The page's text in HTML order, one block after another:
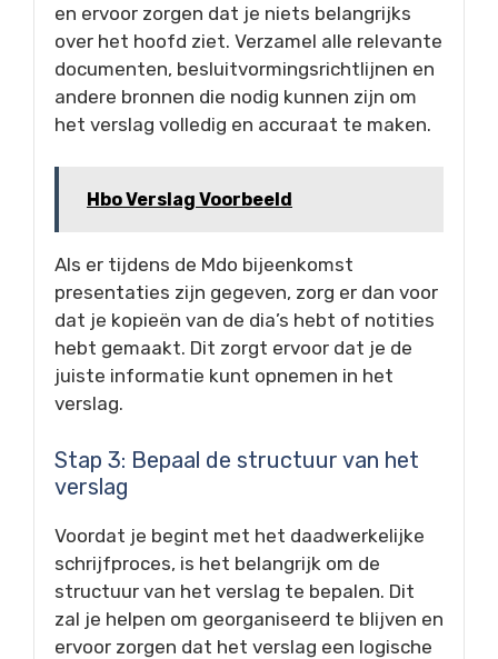
en ervoor zorgen dat je niets belangrijks
over het hoofd ziet. Verzamel alle relevante
documenten, besluitvormingsrichtlijnen en
andere bronnen die nodig kunnen zijn om
het verslag volledig en accuraat te maken.
Hbo Verslag Voorbeeld
Als er tijdens de Mdo bijeenkomst
presentaties zijn gegeven, zorg er dan voor
dat je kopieën van de dia’s hebt of notities
hebt gemaakt. Dit zorgt ervoor dat je de
juiste informatie kunt opnemen in het
verslag.
Stap 3: Bepaal de structuur van het
verslag
Voordat je begint met het daadwerkelijke
schrijfproces, is het belangrijk om de
structuur van het verslag te bepalen. Dit
zal je helpen om georganiseerd te blijven en
ervoor zorgen dat het verslag een logische